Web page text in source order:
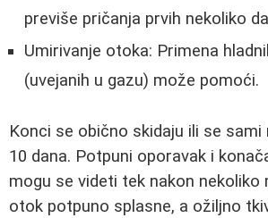
previše pričanja prvih nekoliko
Umirivanje otoka: Primena
(uvejanih u gazu) može pomoći.
Konci se obično skidaju ili se sami
10 dana. Potpuni oporavak i
mogu se videti tek nakon nekoliko
otok potpuno splasne, a ožiljno